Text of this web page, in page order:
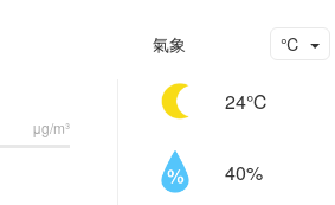
μg/m³
氣象 ℃
24℃
40%